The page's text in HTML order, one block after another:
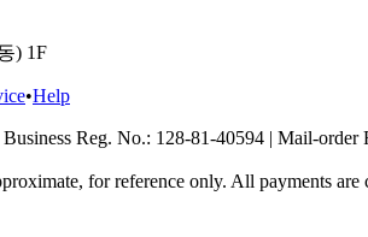
) 1F
•Help
Business Reg. No.: 128-81-40594 | Mail-order
for reference only. All payments